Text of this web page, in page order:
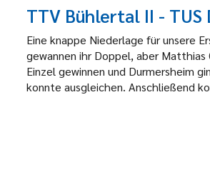
TTV Bühlertal II - TUS
Eine knappe Niederlage für unsere
gewannen ihr Doppel, aber Matthias
Einzel gewinnen und Durmersheim
konnte ausgleichen. Anschließend